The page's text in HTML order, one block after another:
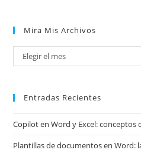
Mira Mis Archivos
Mira
mis
Elegir el mes
Entradas Recientes
Copilot en Word y Excel: conceptos
Plantillas de documentos en Word: